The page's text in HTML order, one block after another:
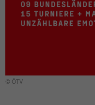
© ÖTV